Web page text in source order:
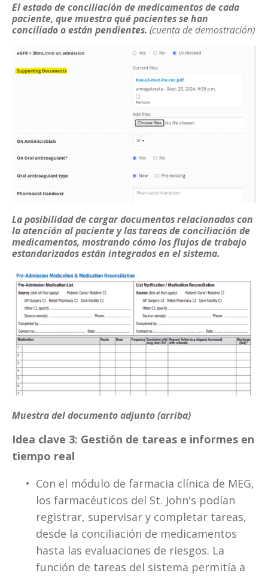
El estado de conciliación de medicamentos de cada
paciente, que muestra qué pacientes se han
conciliado o están pendientes. (cuenta de demostración)
La posibilidad de cargar documentos relacionados con
la atención al paciente y las tareas de conciliación de
medicamentos, mostrando cómo los flujos de trabajo
estandarizados están integrados en el sistema.
Muestra del documento adjunto (arriba)
Idea clave 3: Gestión de tareas e informes en
tiempo real
Con el módulo de farmacia clínica de MEG,
los farmacéuticos del St. John's podían
registrar, supervisar y completar tareas,
desde la conciliación de medicamentos
hasta las evaluaciones de riesgos. La
función de tareas del sistema permitía a